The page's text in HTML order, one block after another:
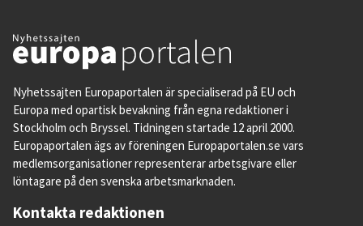
Nyhetssajten Europaportalen är specialiserad på EU och
Europa med opartisk bevakning från egna redaktioner i
Stockholm och Bryssel. Tidningen startade 12 april 2000.
Europaportalen ägs av föreningen Europaportalen.se vars
medlemsorganisationer representerar arbetsgivare eller
löntagare på den svenska arbetsmarknaden.
Kontakta redaktionen